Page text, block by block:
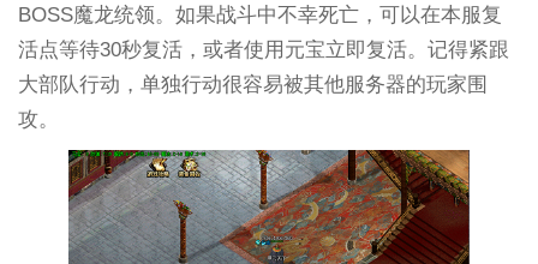
BOSS魔龙统领。如果战斗中不幸死亡，可以在本服复
活点等待30秒复活，或者使用元宝立即复活。记得紧跟
大部队行动，单独行动很容易被其他服务器的玩家围
攻。